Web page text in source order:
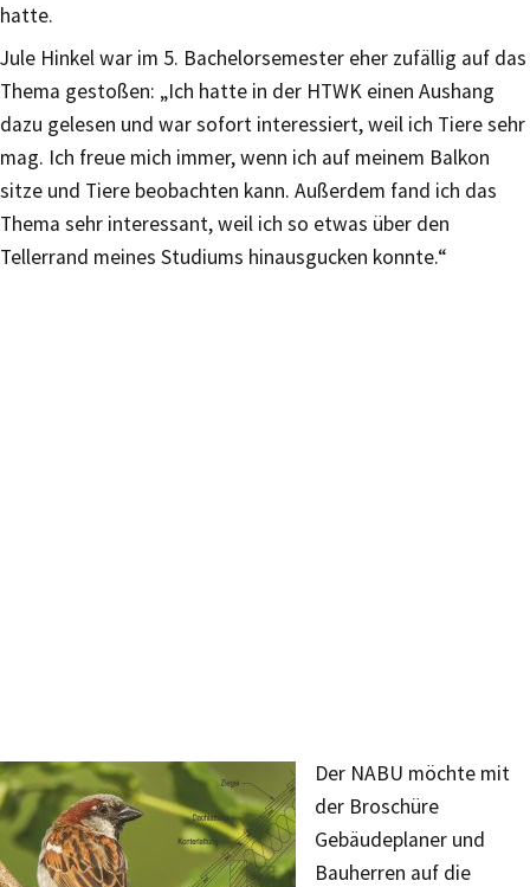
hatte.
Jule Hinkel war im 5. Bachelorsemester eher zufällig auf das
Thema gestoßen: „Ich hatte in der HTWK einen Aushang
dazu gelesen und war sofort interessiert, weil ich Tiere sehr
mag. Ich freue mich immer, wenn ich auf meinem Balkon
sitze und Tiere beobachten kann. Außerdem fand ich das
Thema sehr interessant, weil ich so etwas über den
Tellerrand meines Studiums hinausgucken konnte.“
Der NABU möchte mit
der Broschüre
Gebäudeplaner und
Bauherren auf die